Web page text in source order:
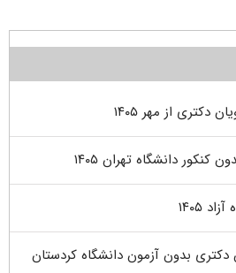
دکتری از مهر ۱۴۰۵
کنکور دانشگاه تهران ۱۴۰۵
۱۴۰۵
دکتری بدون آزمون دانشگاه کردستان